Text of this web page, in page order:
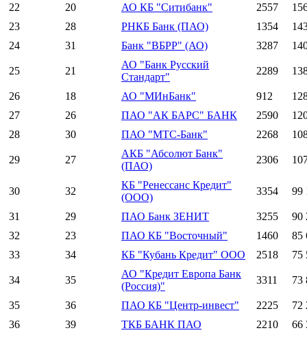
22
20 АО КБ "Ситибанк" 2557
23
28 РНКБ Банк (ПАО) 1354
24
31 Банк "ВБРР" (АО) 3287
25 21
АО "Банк Русский
Стандарт"
2289
26 18 АО "МИнБанк" 912
27
26 ПАО "АК БАРС" БАНК 2590
28
30 ПАО "МТС-Банк" 2268
29 27
АКБ "Абсолют Банк"
(ПАО)
2306
30 32
КБ "Ренессанс Кредит"
(ООО)
3354 99
31 29 ПАО Банк ЗЕНИТ 3255
90
32
23 ПАО КБ "Восточный" 1460
85
33
34 КБ "Кубань Кредит" ООО 2518 75
34 35
АО "Кредит Европа Банк
(Россия)"
3311 73
35 36 ПАО КБ "Центр-инвест" 2225
72
36
39 ТКБ БАНК ПАО 2210
66